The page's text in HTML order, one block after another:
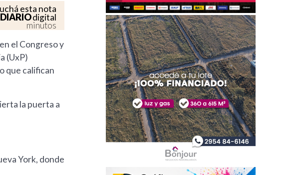
esta nota
digital
minutos
el Congreso y
(UxP)
que califican
la puerta a
York, donde